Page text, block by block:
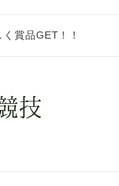
賞品GET！！